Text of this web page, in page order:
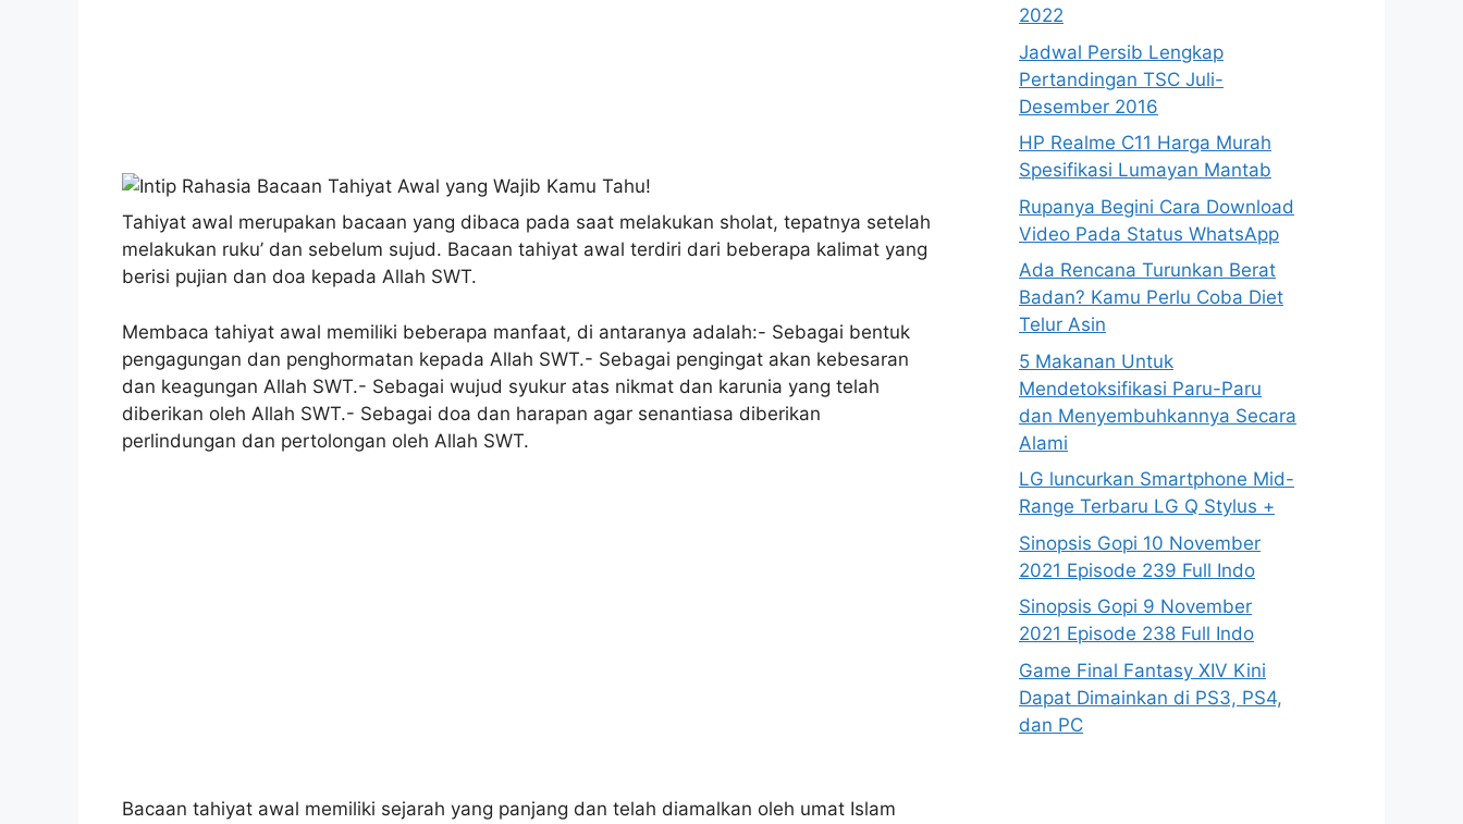
Tahiyat awal merupakan bacaan yang dibaca pada saat melakukan sholat, tepatnya setelah
melakukan ruku’ dan sebelum sujud. Bacaan tahiyat awal terdiri dari beberapa kalimat yang
berisi pujian dan doa kepada Allah SWT.
Membaca tahiyat awal memiliki beberapa manfaat, di antaranya adalah:- Sebagai bentuk
pengagungan dan penghormatan kepada Allah SWT.- Sebagai pengingat akan kebesaran
dan keagungan Allah SWT.- Sebagai wujud syukur atas nikmat dan karunia yang telah
diberikan oleh Allah SWT.- Sebagai doa dan harapan agar senantiasa diberikan
perlindungan dan pertolongan oleh Allah SWT.
Bacaan tahiyat awal memiliki sejarah yang panjang dan telah diamalkan oleh umat Islam
2022
Jadwal Persib Lengkap
Pertandingan TSC Juli-
Desember 2016
HP Realme C11 Harga Murah
Spesifikasi Lumayan Mantab
Rupanya Begini Cara Download
Video Pada Status WhatsApp
Ada Rencana Turunkan Berat
Badan? Kamu Perlu Coba Diet
Telur Asin
5 Makanan Untuk
Mendetoksifikasi Paru-Paru
dan Menyembuhkannya Secara
Alami
LG luncurkan Smartphone Mid-
Range Terbaru LG Q Stylus +
Sinopsis Gopi 10 November
2021 Episode 239 Full Indo
Sinopsis Gopi 9 November
2021 Episode 238 Full Indo
Game Final Fantasy XIV Kini
Dapat Dimainkan di PS3, PS4,
dan PC